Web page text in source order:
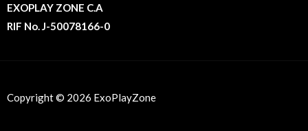
EXOPLAY ZONE C.A
RIF No. J-50078166-0
Copyright © 2026 ExoPlayZone